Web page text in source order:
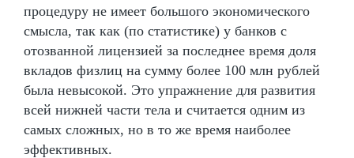
процедуру не имеет большого экономического
смысла, так как (по статистике) у банков с
отозванной лицензией за последнее время доля
вкладов физлиц на сумму более 100 млн рублей
была невысокой. Это упражнение для развития
всей нижней части тела и считается одним из
самых сложных, но в то же время наиболее
эффективных.